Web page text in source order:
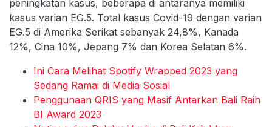
peningkatan kasus, beberapa di antaranya memiliki
kasus varian EG.5. Total kasus Covid-19 dengan varian
EG.5 di Amerika Serikat sebanyak 24,8%, Kanada
12%, Cina 10%, Jepang 7% dan Korea Selatan 6%.
Ini Cara Melihat Spotify Wrapped 2023 yang
Sedang Ramai di Media Sosial
Penggunaan QRIS yang Masif Antarkan Bali Raih
BI Award 2023